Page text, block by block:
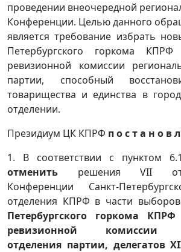
проведении внеочередной
Конференции. Целью данного
является требование избрать
Петербургского горкома
ревизионной комиссии
партии, способный
товарищества и единства в
отделении.
Президиум ЦК КПРФ п о с т а н о в
1. В соответствии с пунктом
отменить решения VII
Конференции Санкт-
отделения КПРФ в части
Петербургского горкома КПРФ
ревизионной комиссии
отделения партии, делегатов